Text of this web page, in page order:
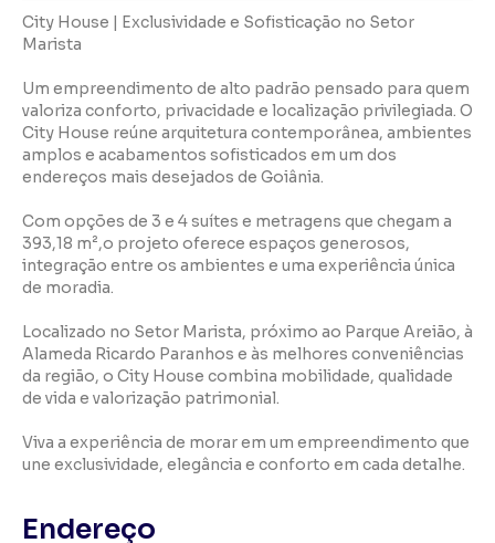
City House | Exclusividade e Sofisticação no Setor
Marista
Um empreendimento de alto padrão pensado para quem
valoriza conforto, privacidade e localização privilegiada. O
City House reúne arquitetura contemporânea, ambientes
amplos e acabamentos sofisticados em um dos
endereços mais desejados de Goiânia.
Com opções de 3 e 4 suítes e metragens que chegam a
393,18 m²,o projeto oferece espaços generosos,
integração entre os ambientes e uma experiência única
de moradia.
Localizado no Setor Marista, próximo ao Parque Areião, à
Alameda Ricardo Paranhos e às melhores conveniências
da região, o City House combina mobilidade, qualidade
de vida e valorização patrimonial.
Viva a experiência de morar em um empreendimento que
une exclusividade, elegância e conforto em cada detalhe.
Endereço